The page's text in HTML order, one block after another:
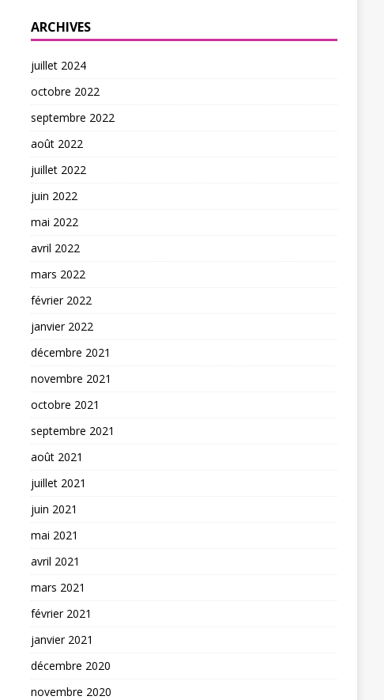
ARCHIVES
juillet 2024
octobre 2022
septembre 2022
août 2022
juillet 2022
juin 2022
mai 2022
avril 2022
mars 2022
février 2022
janvier 2022
décembre 2021
novembre 2021
octobre 2021
septembre 2021
août 2021
juillet 2021
juin 2021
mai 2021
avril 2021
mars 2021
février 2021
janvier 2021
décembre 2020
novembre 2020